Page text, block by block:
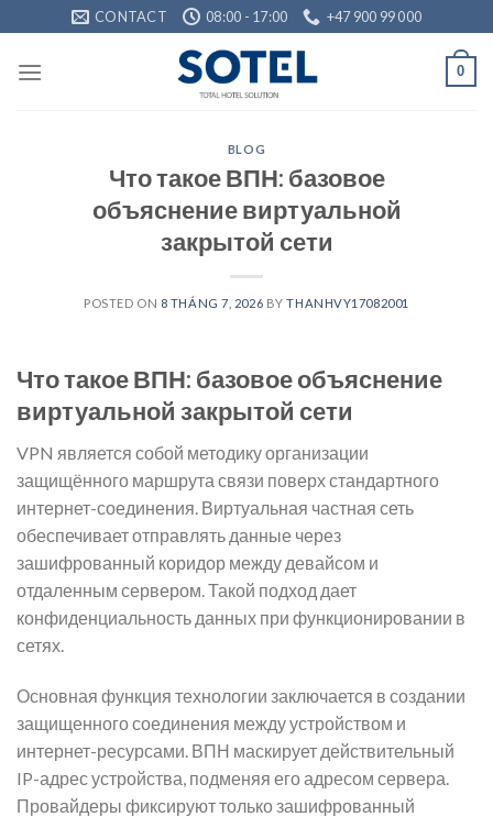
to
content
CONTACT 08:00 - 17:00 +47 900 99 000
0
BLOG
Что такое ВПН: базовое
объяснение виртуальной
закрытой сети
POSTED ON 8 THÁNG 7, 2026 BYTHANHVY17082001
Что такое ВПН: базовое объяснение
виртуальной закрытой сети
VPN является собой методику организации
защищённого маршрута связи поверх стандартного
интернет-соединения. Виртуальная частная сеть
обеспечивает отправлять данные через
зашифрованный коридор между девайсом и
отдаленным сервером. Такой подход дает
конфиденциальность данных при функционировании в
сетях.
Основная функция технологии заключается в создании
защищенного соединения между устройством и
интернет-ресурсами. ВПН маскирует действительный
IP-адрес устройства, подменяя его адресом сервера.
Провайдеры фиксируют только зашифрованный